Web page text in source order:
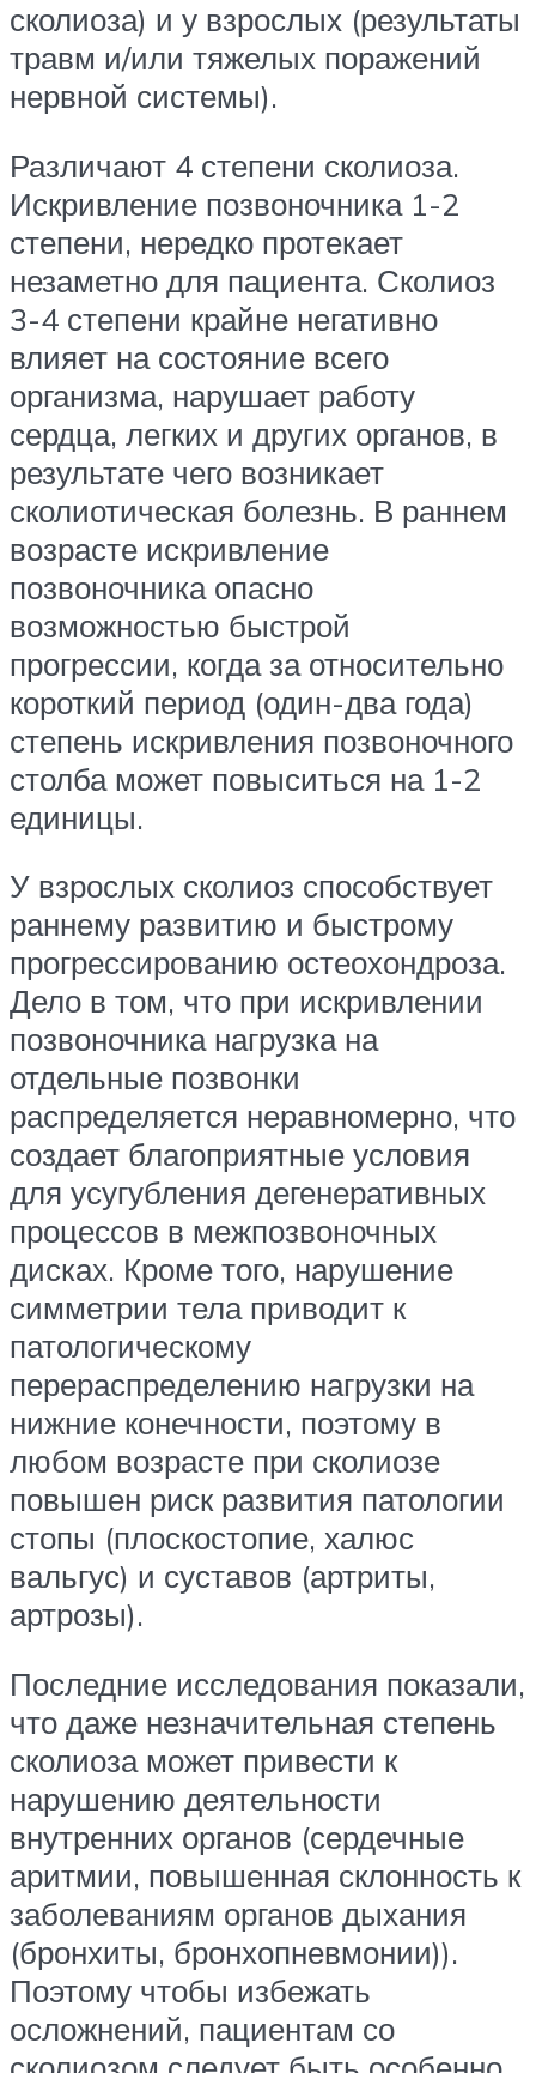
сколиоза) и у взрослых (результаты
травм и/или тяжелых поражений
нервной системы).
Различают 4 степени сколиоза.
Искривление позвоночника 1-2
степени, нередко протекает
незаметно для пациента. Сколиоз
3-4 степени крайне негативно
влияет на состояние всего
организма, нарушает работу
сердца, легких и других органов, в
результате чего возникает
сколиотическая болезнь. В раннем
возрасте искривление
позвоночника опасно
возможностью быстрой
прогрессии, когда за относительно
короткий период (один-два года)
степень искривления позвоночного
столба может повыситься на 1-2
единицы.
У взрослых сколиоз способствует
раннему развитию и быстрому
прогрессированию остеохондроза.
Дело в том, что при искривлении
позвоночника нагрузка на
отдельные позвонки
распределяется неравномерно, что
создает благоприятные условия
для усугубления дегенеративных
процессов в межпозвоночных
дисках. Кроме того, нарушение
симметрии тела приводит к
патологическому
перераспределению нагрузки на
нижние конечности, поэтому в
любом возрасте при сколиозе
повышен риск развития патологии
стопы (плоскостопие, халюс
вальгус) и суставов (артриты,
артрозы).
Последние исследования показали,
что даже незначительная степень
сколиоза может привести к
нарушению деятельности
внутренних органов (сердечные
аритмии, повышенная склонность к
заболеваниям органов дыхания
(бронхиты, бронхопневмонии)).
Поэтому чтобы избежать
осложнений, пациентам со